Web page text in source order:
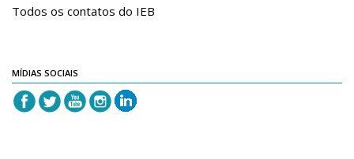
Catálogos
Informe IEB
Livros publicados
Todos os contatos do IEB
MÍDIAS SOCIAIS